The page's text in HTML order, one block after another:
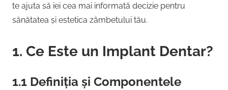
te ajuta să iei cea mai informată decizie pentru
sănătatea și estetica zâmbetului tău.
1. Ce Este un Implant Dentar?
1.1 Definiția și Componentele